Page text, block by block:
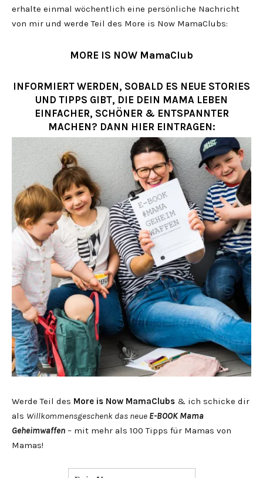
erhalte einmal wöchentlich eine persönliche Nachricht
von mir und werde Teil des More is Now MamaClubs:
MORE IS NOW MamaClub
INFORMIERT WERDEN, SOBALD ES NEUE STORIES
UND TIPPS GIBT, DIE DEIN MAMA LEBEN
EINFACHER, SCHÖNER & ENTSPANNTER
MACHEN? DANN HIER EINTRAGEN:
Werde Teil des More is Now MamaClubs & ich schicke dir
als Willkommensgeschenk das neue E-BOOK Mama
Geheimwaffen – mit mehr als 100 Tipps für Mamas von
Mamas!